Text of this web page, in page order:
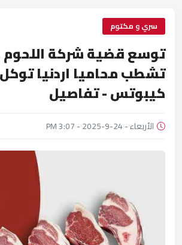
سري و مكتوم
توسع قضية شركة اللحوم
تشطب محاميا اردنيا
كيبوتس - تفاصيل
الأربعاء - 24-9-2025 - 3:07 PM